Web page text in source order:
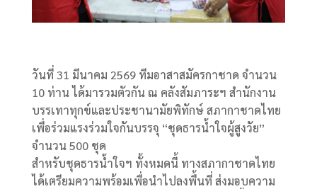
วันที่ 31 มีนาคม 2569 ทีมอาสาสมัครกาชาด จำนวน
10 ท่าน ได้มารวมตัวกัน ณ คลังสัมภาระฯ สำนักงาน
บรรเทาทุกข์และประชานามัยพิทักษ์ สภากาชาดไทย
เพื่อร่วมแรงร่วมใจกันบรรจุ “ชุดธารน้ำใจผู้สูงวัย”
จำนวน 500 ชุด
สำหรับชุดธารน้ำใจฯ ทั้งหมดนี้ ทางสภากาชาดไทย
ได้เตรียมความพร้อมเพื่อนำไปลงพื้นที่ ส่งมอบความ